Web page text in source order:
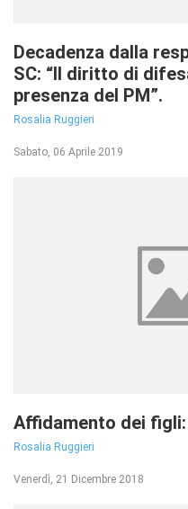
Decadenza dalla
SC: “Il diritto di
presenza del PM”.
Rosalia Ruggieri
Sabato, 06 Aprile 2019
Affidamento dei
Rosalia Ruggieri
Venerdì, 21 Dicembre 2018